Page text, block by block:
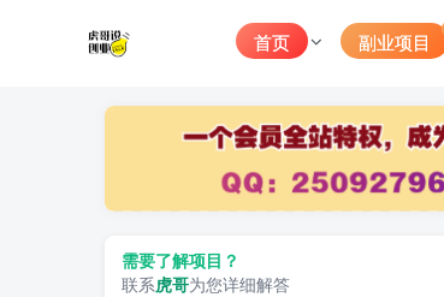
首页 副业项目
需要了解项目？
联系虎哥为您详细解答